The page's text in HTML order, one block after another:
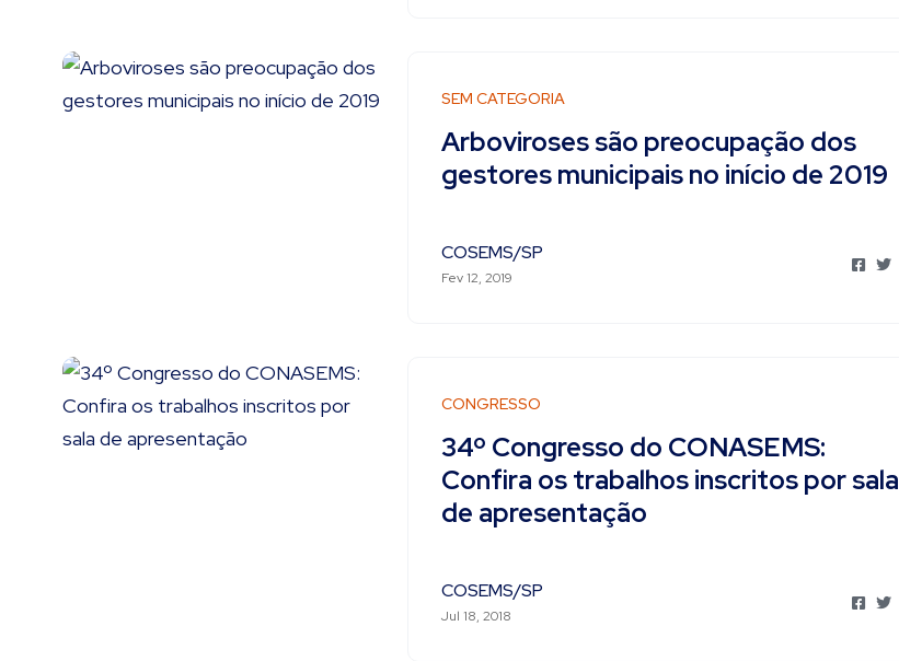
SEM CATEGORIA
Arboviroses são preocupação dos
gestores municipais no início de 2019
COSEMS/SP
Fev 12, 2019
CONGRESSO
34º Congresso do CONASEMS:
Confira os trabalhos inscritos por sala
de apresentação
COSEMS/SP
Jul 18, 2018